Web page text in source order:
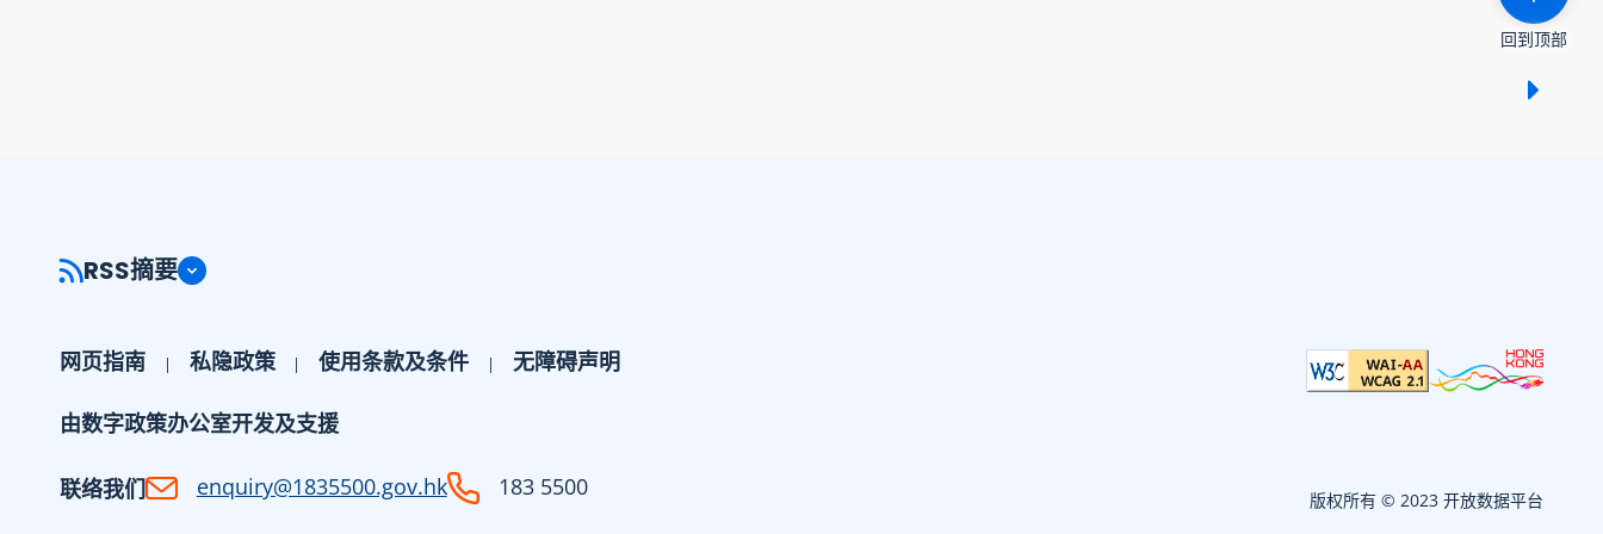
回到顶部
RSS摘要
网页指南 私隐政策 使用条款及条件 无障碍声明
由数字政策办公室开发及支援
联络我们 enquiry@1835500.gov.hk 183 5500 版权所有 © 2023 开放数据平台